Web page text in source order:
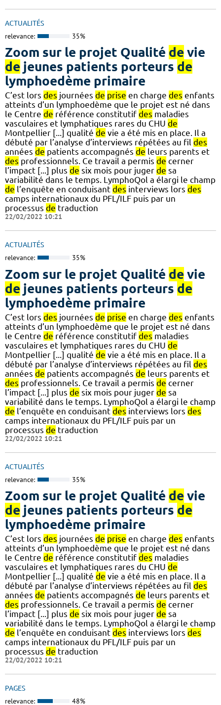
ACTUALITÉS
relevance: 35%
Zoom sur le projet Qualité de vie
de jeunes patients porteurs de
lymphoedème primaire
C’est lors des journées de prise en charge des enfants
atteints d’un lymphoedème que le projet est né dans
le Centre de référence constitutif des maladies
vasculaires et lymphatiques rares du CHU de
Montpellier [...] qualité de vie a été mis en place. Il a
débuté par l’analyse d’interviews répétées au fil des
années de patients accompagnés de leurs parents et
des professionnels. Ce travail a permis de cerner
l’impact [...] plus de six mois pour juger de sa
variabilité dans le temps. LymphoQol a élargi le champ
de l’enquête en conduisant des interviews lors des
camps internationaux du PFL/ILF puis par un
processus de traduction
22/02/2022 10:21
ACTUALITÉS
relevance: 35%
Zoom sur le projet Qualité de vie
de jeunes patients porteurs de
lymphoedème primaire
C’est lors des journées de prise en charge des enfants
atteints d’un lymphoedème que le projet est né dans
le Centre de référence constitutif des maladies
vasculaires et lymphatiques rares du CHU de
Montpellier [...] qualité de vie a été mis en place. Il a
débuté par l’analyse d’interviews répétées au fil des
années de patients accompagnés de leurs parents et
des professionnels. Ce travail a permis de cerner
l’impact [...] plus de six mois pour juger de sa
variabilité dans le temps. LymphoQol a élargi le champ
de l’enquête en conduisant des interviews lors des
camps internationaux du PFL/ILF puis par un
processus de traduction
22/02/2022 10:21
ACTUALITÉS
relevance: 35%
Zoom sur le projet Qualité de vie
de jeunes patients porteurs de
lymphoedème primaire
C’est lors des journées de prise en charge des enfants
atteints d’un lymphoedème que le projet est né dans
le Centre de référence constitutif des maladies
vasculaires et lymphatiques rares du CHU de
Montpellier [...] qualité de vie a été mis en place. Il a
débuté par l’analyse d’interviews répétées au fil des
années de patients accompagnés de leurs parents et
des professionnels. Ce travail a permis de cerner
l’impact [...] plus de six mois pour juger de sa
variabilité dans le temps. LymphoQol a élargi le champ
de l’enquête en conduisant des interviews lors des
camps internationaux du PFL/ILF puis par un
processus de traduction
22/02/2022 10:21
PAGES
relevance: 48%